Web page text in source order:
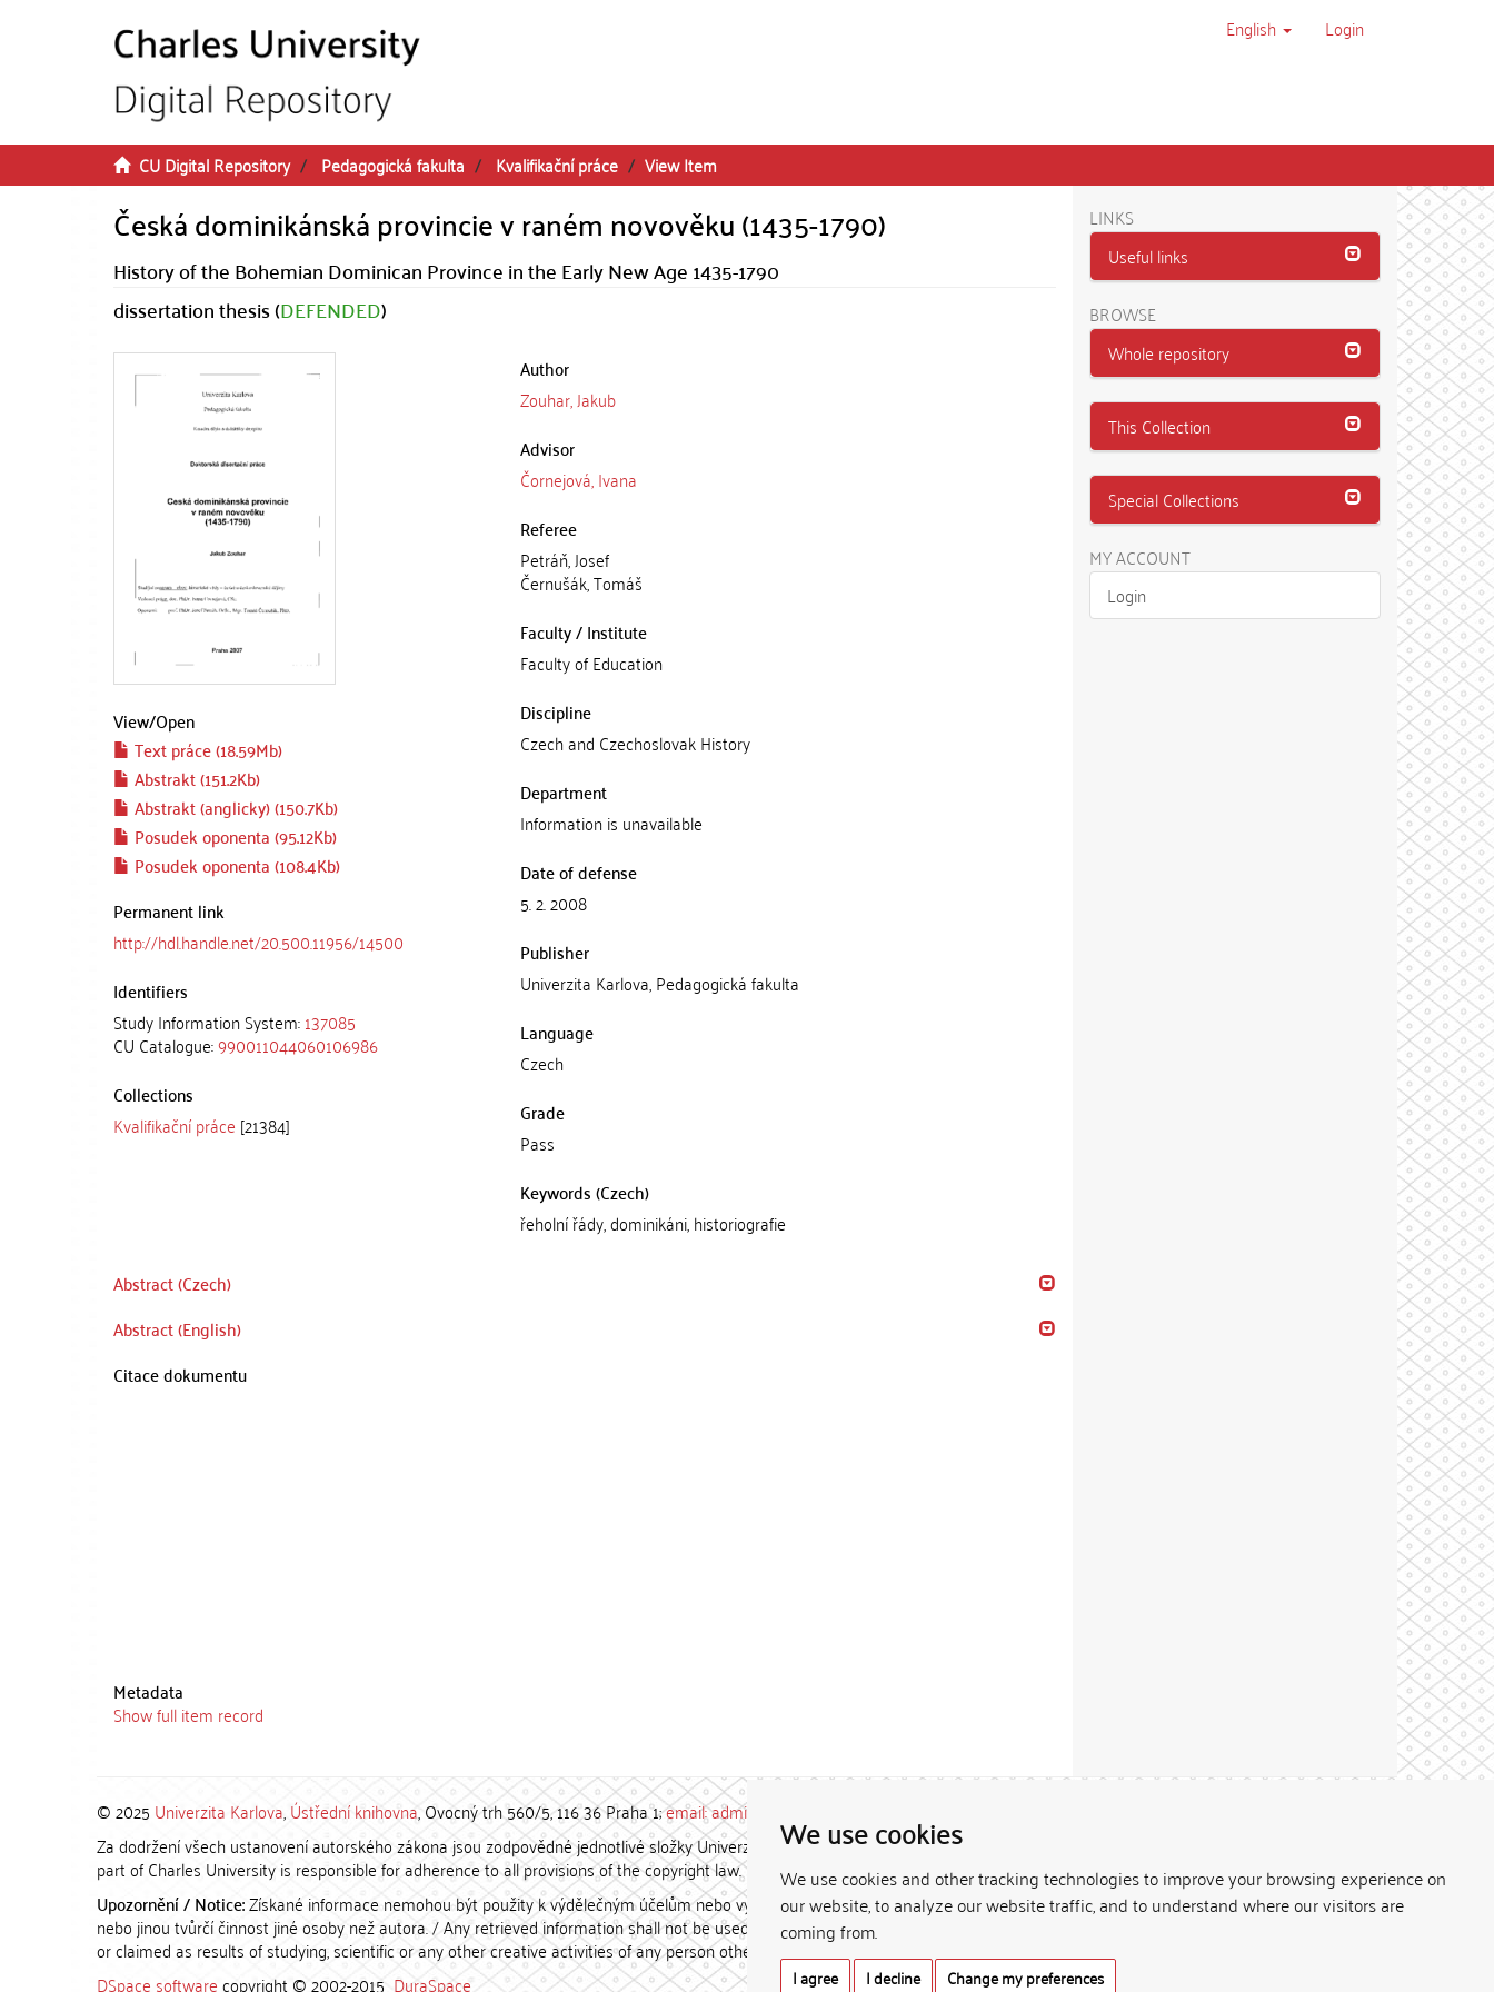
We use cookies
We use cookies and other tracking technologies to improve your browsing experience on
our website, to analyze our website traffic, and to understand where our visitors are
coming from.
I agree I decline Change my preferences
English Login
CU Digital Repository Pedagogická fakulta Kvalifikační práce View Item
Česká dominikánská provincie v raném novověku (1435-1790)
History of the Bohemian Dominican Province in the Early New Age 1435-1790
dissertation thesis (DEFENDED)
View/Open
Text práce (18.59Mb)
Abstrakt (151.2Kb)
Abstrakt (anglicky) (150.7Kb)
Posudek oponenta (95.12Kb)
Posudek oponenta (108.4Kb)
Permanent link
http://hdl.handle.net/20.500.11956/14500
Identifiers
Study Information System:137085
CU Catalogue:990011044060106986
Collections
Kvalifikační práce [21384]
Author
Zouhar, Jakub
Advisor
Čornejová, Ivana
Referee
Petráň, Josef
Černušák, Tomáš
Faculty / Institute
Faculty of Education
Discipline
Czech and Czechoslovak History
Department
Information is unavailable
Date of defense
5. 2. 2008
Publisher
Univerzita Karlova, Pedagogická fakulta
Language
Czech
Grade
Pass
Keywords (Czech)
řeholní řády, dominikáni, historiografie
Abstract (Czech)
Abstract (English)
Citace dokumentu
Metadata
Show full item record
LINKS
Useful links
BROWSE
Whole repository
This Collection
Special Collections
MY ACCOUNT
Login
© 2025 Univerzita Karlova,Ústřední knihovna, Ovocný trh 560/5, 116 36 Praha 1;email: admin-repozitar [at] cuni.cz
Za dodržení všech ustanovení autorského zákona jsou zodpovědné jednotlivé složky Univerzity Karlovy. / Each constituent
part of Charles University is responsible for adherence to all provisions of the copyright law.
Upozornění / Notice:Získané informace nemohou být použity k výdělečným účelům nebo vydávány za studijní, vědeckou
nebo jinou tvůrčí činnost jiné osoby než autora. / Any retrieved information shall not be used for any commercial purposes
or claimed as results of studying, scientific or any other creative activities of any person other than the author.
DSpace softwarecopyright © 2002-2015 DuraSpace